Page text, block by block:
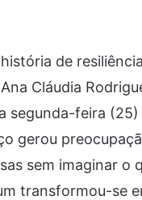
de
Cláudia
segunda-feira
gerou
sem imaginar o
transformou-se